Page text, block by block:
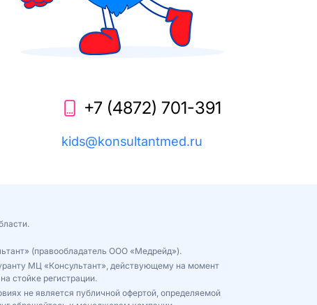
+7 (4872) 701-391
kids@konsultantmed.ru
(правообладатель ООО «Медрейд»).
МЦ «Консультант», действующему на момент
стойке регистрации.
не является публичной офертой, определяемой